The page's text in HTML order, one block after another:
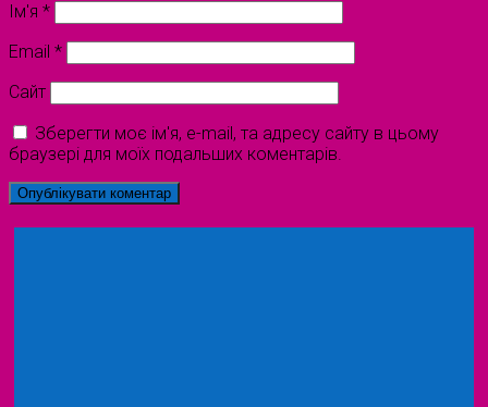
Ім'я *
Email *
Сайт
Зберегти моє ім'я, e-mail, та адресу сайту в цьому
браузері для моїх подальших коментарів.